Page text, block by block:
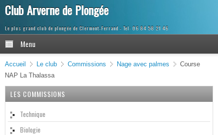
Club Arverne de Plongée
Le plus grand club de plongée de Clermont-Ferrand
Menu
Accueil Le club Commissions Nage avec palmes
Course
NAP La Thalassa
LES COMMISSIONS
Technique
Biologie